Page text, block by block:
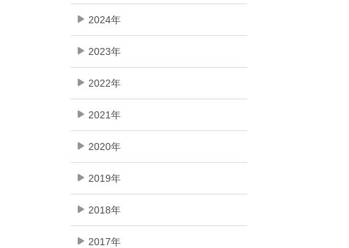
2024年
2023年
2022年
2021年
2020年
2019年
2018年
2017年